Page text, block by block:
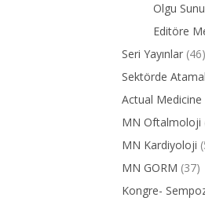
Olgu
Editöre
Seri Yayınlar (46)
Sektörde
Actual Medicine
MN Oftalmoloji
MN Kardiyoloji
MN GORM (37)
Kongre-